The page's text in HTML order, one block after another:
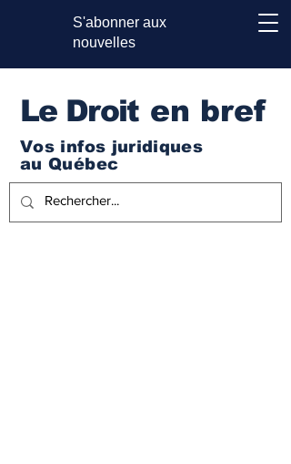
S'abonner aux
nouvelles
Le Droit en bref
Vos infos juridiques
au Québec